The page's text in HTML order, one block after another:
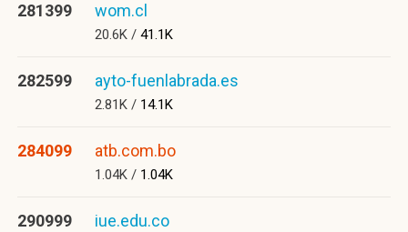
281399 wom.cl
20.6K / 41.1K
282599 ayto-fuenlabrada.es
2.81K / 14.1K
284099 atb.com.bo
1.04K / 1.04K
290999 iue.edu.co